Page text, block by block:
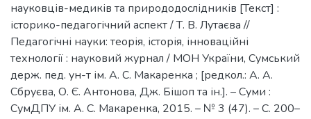
науковців-медиків та природодослідників [Текст] :
історико-педагогічний аспект / Т. В. Лутаєва //
Педагогічні науки: теорія, історія, інноваційні
технології : науковий журнал / МОН України, Сумський
держ. пед. ун-т ім. А. С. Макаренка ; [редкол.: А. А.
Сбруєва, О. Є. Антонова, Дж. Бішоп та ін.]. – Суми :
СумДПУ ім. А. С. Макаренка, 2015. – № 3 (47). – С. 200–